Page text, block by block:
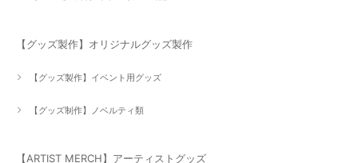
【グッズ製作】オリジナルグッズ製作
【グッズ製作】イベント用グッズ
【グッズ制作】ノベルティ類
【ARTIST MERCH】アーティストグッズ